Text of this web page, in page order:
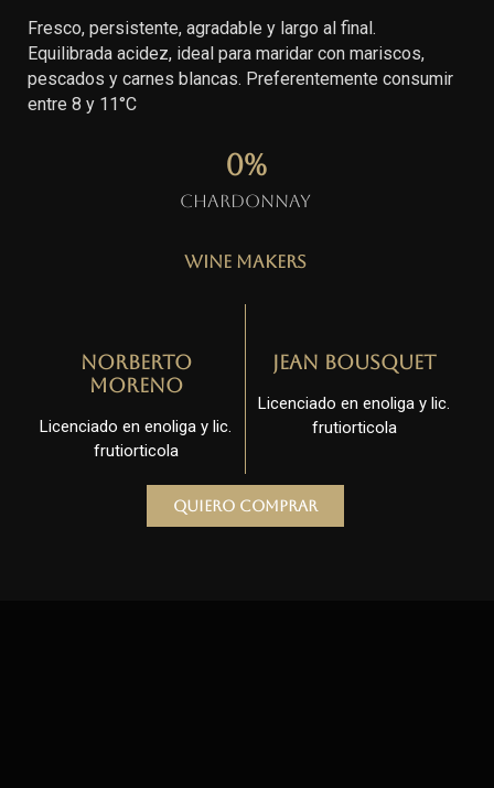
Fresco, persistente, agradable y largo al final.
Equilibrada acidez, ideal para maridar con mariscos,
pescados y carnes blancas. Preferentemente consumir
entre 8 y 11°C
Chardonnay
0%
Wine Makers
Norberto
Moreno
Licenciado en enoliga y lic.
frutiorticola
Jean Bousquet
Licenciado en enoliga y lic.
frutiorticola
Quiero comprar